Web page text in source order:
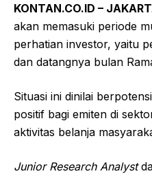
KONTAN.CO.ID –
akan memasuki periode
perhatian investor, yaitu
dan datangnya bulan
Situasi ini dinilai
positif bagi emiten di
aktivitas belanja
Junior Research Analyst